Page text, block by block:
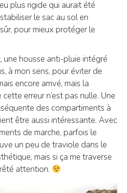
plus rigide qui aurait été
le sac au sol en
pour mieux protéger le
une housse anti-pluie intégré
à mon sens, pour éviter de
encore arrivé, mais la
erreur n’est pas nulle. Une
des compartiments à
être aussi intéressante. Avec
de marche, parfois le
un peu de traviole dans le
mais si ça me traverse
attention.